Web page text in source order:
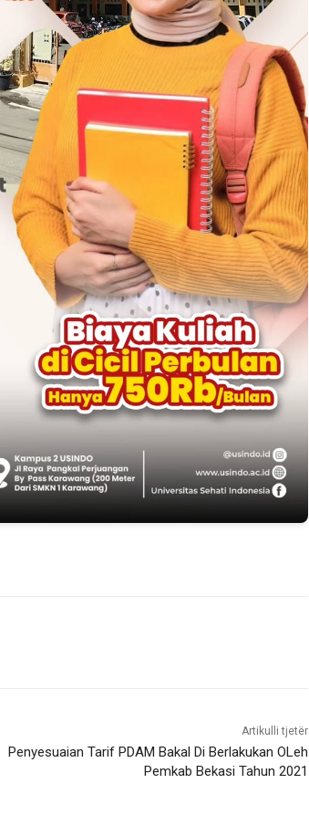
Artikulli tjetër
Penyesuaian Tarif PDAM Bakal Di Berlakukan OLeh
Pemkab Bekasi Tahun 2021